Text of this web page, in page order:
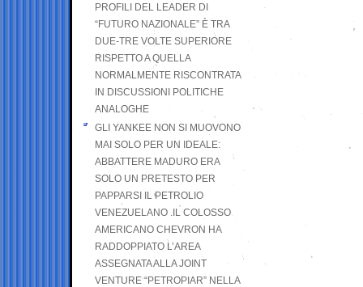
PROFILI DEL LEADER DI
“FUTURO NAZIONALE” È TRA
DUE-TRE VOLTE SUPERIORE
RISPETTO A QUELLA
NORMALMENTE RISCONTRATA
IN DISCUSSIONI POLITICHE
ANALOGHE
GLI YANKEE NON SI MUOVONO
MAI SOLO PER UN IDEALE:
ABBATTERE MADURO ERA
SOLO UN PRETESTO PER
PAPPARSI IL PETROLIO
VENEZUELANO .IL COLOSSO
AMERICANO CHEVRON HA
RADDOPPIATO L’AREA
ASSEGNATA ALLA JOINT
VENTURE “PETROPIAR” NELLA